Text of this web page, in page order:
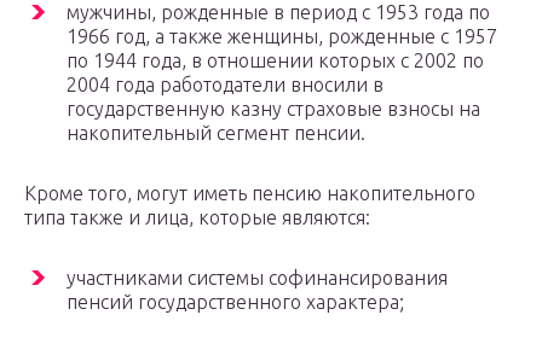
мужчины, рожденные в период с 1953 года по
1966 год, а также женщины, рожденные с 1957
по 1944 года, в отношении которых с 2002 по
2004 года работодатели вносили в
государственную казну страховые взносы на
накопительный сегмент пенсии.
Кроме того, могут иметь пенсию накопительного
типа также и лица, которые являются:
участниками системы софинансирования
пенсий государственного характера;